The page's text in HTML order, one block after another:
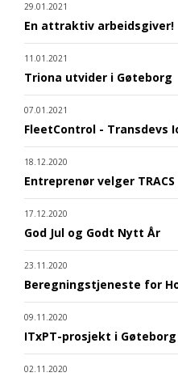
29.01.2021
En attraktiv arbeidsgiver!
11.01.2021
Triona utvider i Gøteborg
07.01.2021
FleetControl - Transdevs
18.12.2020
Entreprenør velger TRACS
17.12.2020
God Jul og Godt Nytt År
23.11.2020
Beregningstjeneste for
09.11.2020
ITxPT-prosjekt i Gøteborg
02.11.2020